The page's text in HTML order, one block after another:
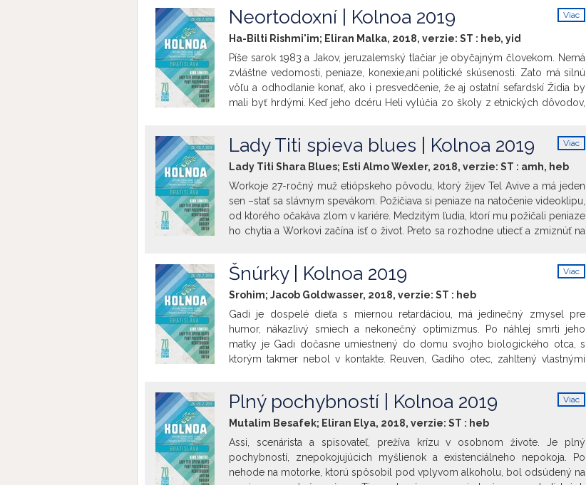
prvýkrát jej odhaľuje svoj svet. Len jeden príbeh jej nikdy nepovie... svoj
vlastný.
Viac
Neortodoxní | Kolnoa 2019
Ha-Bilti Rishmi'im; Eliran Malka, 2018, verzie: ST : heb, yid
Píše sarok 1983 a Jakov, jeruzalemský tlačiar je obyčajným človekom. Nemá
zvláštne vedomosti, peniaze, konexie,ani politické skúsenosti. Zato má silnú
vôľu a odhodlanie konať, ako i presvedčenie, že aj ostatní sefardskí Židia by
mali byť hrdými. Keď jeho dcéru Heli vylúčia zo školy z etnických dôvodov,
Film je natočený podľa skutočných udalostí.
Viac
Lady Titi spieva blues | Kolnoa 2019
Lady Titi Shara Blues; Esti Almo Wexler, 2018, verzie: ST : amh, heb
Workoje 27-ročný muž etiópskeho pôvodu, ktorý žijev Tel Avive a má jeden
sen –stať sa slávnym spevákom. Požičiava si peniaze na natočenie videoklipu,
od ktorého očakáva zlom v kariére. Medzitým ľudia, ktorí mu požičali peniaze
ho chytia a Workovi začína ísť o život. Preto sa rozhodne utiecť a zmiznúť na
stretáva lásku svojho života...
Viac
Šnúrky | Kolnoa 2019
Srohim; Jacob Goldwasser, 2018, verzie: ST : heb
Gadi je dospelé dieťa s miernou retardáciou, má jedinečný zmysel pre
humor, nákazlivý smiech a nekonečný optimizmus. Po náhlej smrti jeho
matky je Gadi dočasne umiestnený do domu svojho biologického otca, s
ktorým takmer nebol v kontakte. Reuven, Gadiho otec, zahltený vlastnými
Viac
Plný pochybností | Kolnoa 2019
Mutalim Besafek; Eliran Elya, 2018, verzie: ST : heb
Assi, scenárista a spisovateľ, prežíva krízu v osobnom živote. Je plný
pochybností, znepokojujúcich myšlienok a existenciálneho nepokoja. Po
nehode na motorke, ktorú spôsobil pod vplyvom alkoholu, bol odsúdený na